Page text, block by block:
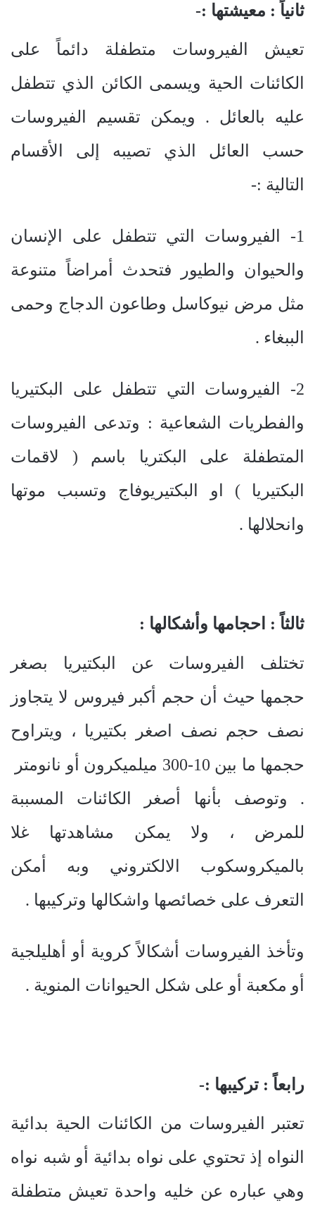
ثانياً : معيشتها :-
تعيش الفيروسات متطفلة دائماً على
الكائنات الحية ويسمى الكائن الذي تتطفل
عليه بالعائل . ويمكن تقسيم الفيروسات
حسب العائل الذي تصيبه إلى الأقسام
التالية :-
1- الفيروسات التي تتطفل على الإنسان
والحيوان والطيور فتحدث أمراضاً متنوعة
مثل مرض نيوكاسل وطاعون الدجاج وحمى
الببغاء .
2- الفيروسات التي تتطفل على البكتيريا
والفطريات الشعاعية : وتدعى الفيروسات
المتطفلة على البكتريا باسم ( لاقمات
البكتيريا ) او البكتيريوفاج وتسبب موتها
وانحلالها .
ثالثاً : احجامها وأشكالها :
تختلف الفيروسات عن البكتيريا بصغر
حجمها حيث أن حجم أكبر فيروس لا يتجاوز
نصف حجم نصف اصغر بكتيريا ، ويتراوح
حجمها ما بين 10-300 ميلميكرون أو نانومتر
. وتوصف بأنها أصغر الكائنات المسببة
للمرض ، ولا يمكن مشاهدتها غلا
بالميكروسكوب الالكتروني وبه أمكن
التعرف على خصائصها واشكالها وتركيبها .
وتأخذ الفيروسات أشكالاً كروية أو أهليلجية
أو مكعبة أو على شكل الحيوانات المنوية .
رابعاً : تركيبها :-
تعتبر الفيروسات من الكائنات الحية بدائية
النواه إذ تحتوي على نواه بدائية أو شبه نواه
وهي عباره عن خليه واحدة تعيش متطفلة